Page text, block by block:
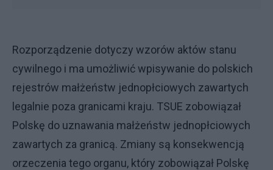
Rozporządzenie dotyczy wzorów aktów stanu
cywilnego i ma umożliwić wpisywanie do polskich
rejestrów małżeństw jednopłciowych zawartych
legalnie poza granicami kraju. TSUE zobowiązał
Polskę do uznawania małżeństw jednopłciowych
zawartych za granicą. Zmiany są konsekwencją
orzeczenia tego organu, który zobowiązał Polskę